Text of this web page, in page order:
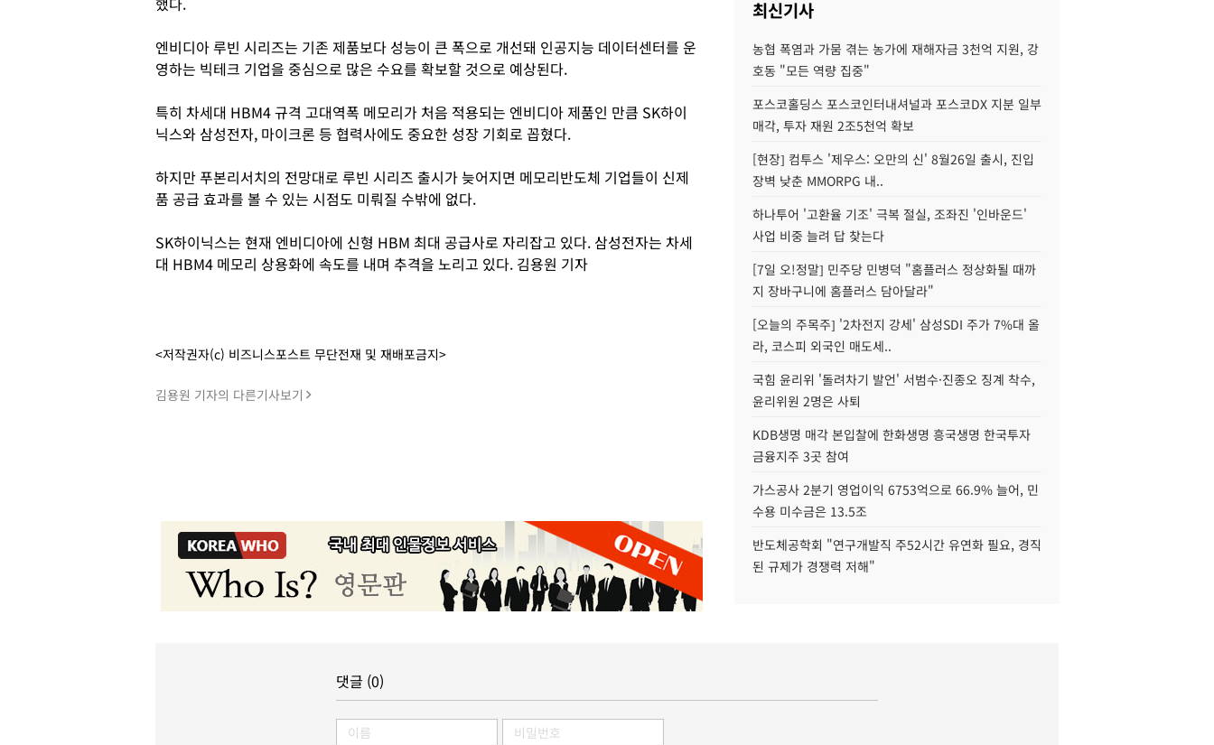
엔비디아 루빈 시리즈는 기존 제품보다 성능이 큰 폭으로 개선돼 인공지능 데이터센터를 운
영하는 빅테크 기업을 중심으로 많은 수요를 확보할 것으로 예상된다.
특히 차세대 HBM4 규격 고대역폭 메모리가 처음 적용되는 엔비디아 제품인 만큼 SK하이
닉스와 삼성전자, 마이크론 등 협력사에도 중요한 성장 기회로 꼽혔다.
하지만 푸본리서치의 전망대로 루빈 시리즈 출시가 늦어지면 메모리반도체 기업들이 신제
품 공급 효과를 볼 수 있는 시점도 미뤄질 수밖에 없다.
SK하이닉스는 현재 엔비디아에 신형 HBM 최대 공급사로 자리잡고 있다. 삼성전자는 차세
대 HBM4 메모리 상용화에 속도를 내며 추격을 노리고 있다. 김용원 기자
<저작권자(c) 비즈니스포스트 무단전재 및 재배포금지>
김용원 기자의 다른기사보기
최신기사
농협 폭염과 가뭄 겪는 농가에 재해자금 3천억 지원, 강
호동 "모든 역량 집중"
포스코홀딩스 포스코인터내셔널과 포스코DX 지분 일부
매각, 투자 재원 2조5천억 확보
[현장] 컴투스 '제우스: 오만의 신' 8월26일 출시, 진입
장벽 낮춘 MMORPG 내..
하나투어 '고환율 기조' 극복 절실, 조좌진 '인바운드'
사업 비중 늘려 답 찾는다
[7일 오!정말] 민주당 민병덕 "홈플러스 정상화될 때까
지 장바구니에 홈플러스 담아달라"
[오늘의 주목주] '2차전지 강세' 삼성SDI 주가 7%대 올
라, 코스피 외국인 매도세..
국힘 윤리위 '돌려차기 발언' 서범수·진종오 징계 착수,
윤리위원 2명은 사퇴
KDB생명 매각 본입찰에 한화생명 흥국생명 한국투자
금융지주 3곳 참여
가스공사 2분기 영업이익 6753억으로 66.9% 늘어, 민
수용 미수금은 13.5조
반도체공학회 "연구개발직 주52시간 유연화 필요, 경직
된 규제가 경쟁력 저해"
댓글 (0)